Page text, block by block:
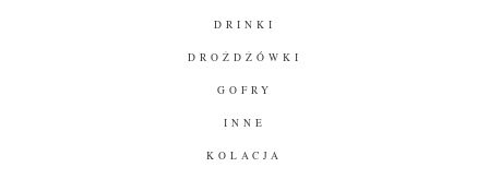
DRINKI
DROŻDŻÓWKI
GOFRY
INNE
KOLACJA